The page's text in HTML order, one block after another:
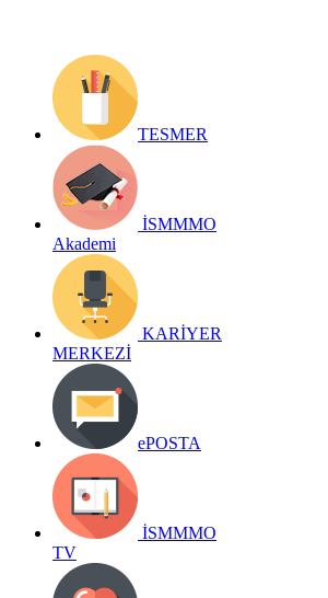
TESMER
İSMMMO
Akademi
KARİYER
MERKEZİ
ePOSTA
İSMMMO
TV